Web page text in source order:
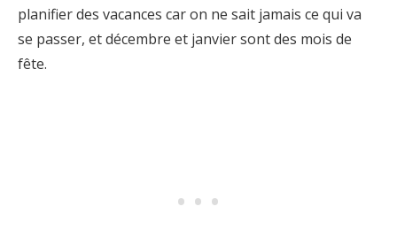
planifier des vacances car on ne sait jamais ce qui va
se passer, et décembre et janvier sont des mois de
fête.